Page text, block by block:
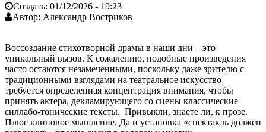
Создать: 01/12/2026 - 19:23
Автор: Александр Востриков
Воссоздание стихотворной драмы в наши дни – это
уникальный вызов. К сожалению, подобные произведения
часто остаются незамеченными, поскольку даже зрителю с
традиционными взглядами на театральное искусство
требуется определенная концентрация внимания, чтобы
принять актера, декламирующего со сцены классические
силлабо-тонические тексты. Привыкли, знаете ли, к прозе.
Плюс клиповое мышление. Да и установка «спектакль должен